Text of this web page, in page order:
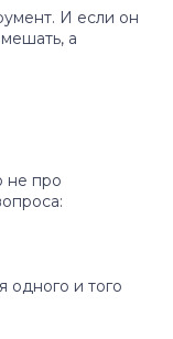
И если он
а
не про
одного и того